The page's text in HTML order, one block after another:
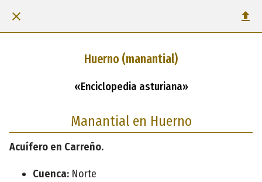
Huerno (manantial)
«Enciclopedia asturiana»
Manantial en Huerno
Acuífero en Carreño.
Cuenca: Norte